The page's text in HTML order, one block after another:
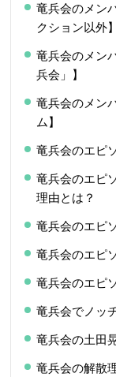
竜兵会のメン
クション以外】
竜兵会のメン
兵会」】
竜兵会のメン
ム】
竜兵会のエピ
竜兵会のエピ
理由とは？
竜兵会のエピ
竜兵会のエピ
竜兵会のエピ
竜兵会でノッ
竜兵会の土田
竜兵会の解散